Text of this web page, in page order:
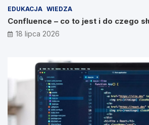
EDUKACJA WIEDZA
Confluence – co to jest i do czego
18 lipca 2026